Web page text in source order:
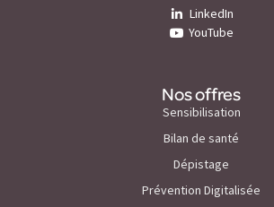
LinkedIn
YouTube
Nos offres
Sensibilisation
Bilan de santé
Dépistage
Prévention Digitalisée